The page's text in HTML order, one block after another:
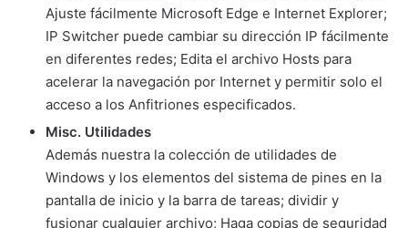
Ajuste fácilmente Microsoft Edge e Internet Explorer;
IP Switcher puede cambiar su dirección IP fácilmente
en diferentes redes; Edita el archivo Hosts para
acelerar la navegación por Internet y permitir solo el
acceso a los Anfitriones especificados.
Misc. Utilidades
Además nuestra la colección de utilidades de
Windows y los elementos del sistema de pines en la
pantalla de inicio y la barra de tareas; dividir y
fusionar cualquier archivo; Haga copias de seguridad